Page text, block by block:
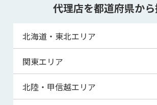
代理店を都道府県か
北海道・東北エリア
北海道
青森県
関東エリア
東京都
北陸・甲信越エリア